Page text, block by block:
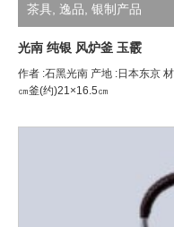
茶具 逸品 银制产品
光南 纯银 风炉釜 玉霰
作者 :石黑光南 产地 :日本东京
㎝釜(约)21×16.5㎝